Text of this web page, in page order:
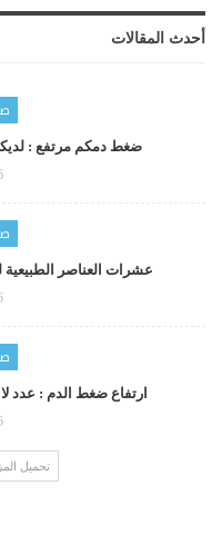
أحدث المقالات
ضغط دمكم مرتفع :
6
عشرات العناصر
6
ارتفاع ضغط الدم : عدد
6
تحميل